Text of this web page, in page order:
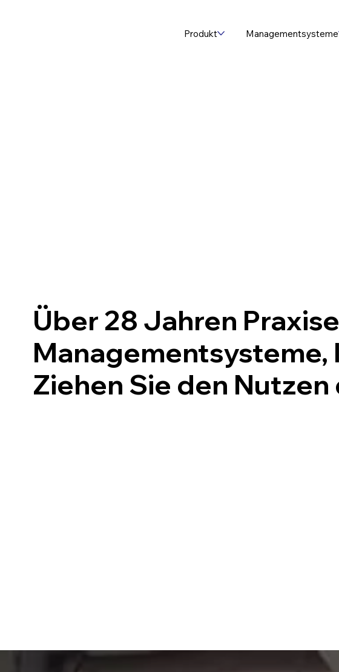
Produkt Managementsysteme
Über 28 Jahren
Managementsysteme,
Ziehen Sie den Nutzen